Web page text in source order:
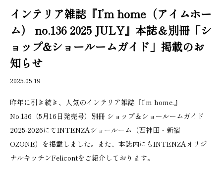
インテリア雑誌『I’m home（アイムホー
ム） no.136 2025 JULY』本誌＆別冊「シ
ョップ&ショールームガイド」掲載のお
知らせ
2025.05.19
昨年に引き続き、人気のインテリア雑誌『I’m home.』
No.136（5月16日発売号）別冊 ショップ＆ショールームガイド
2025-2026にてINTENZAショールーム（西神田・新宿
OZONE）を掲載しました。また、本誌内にもINTENZAオリジ
ナルキッチンFelicontをご紹介しております。